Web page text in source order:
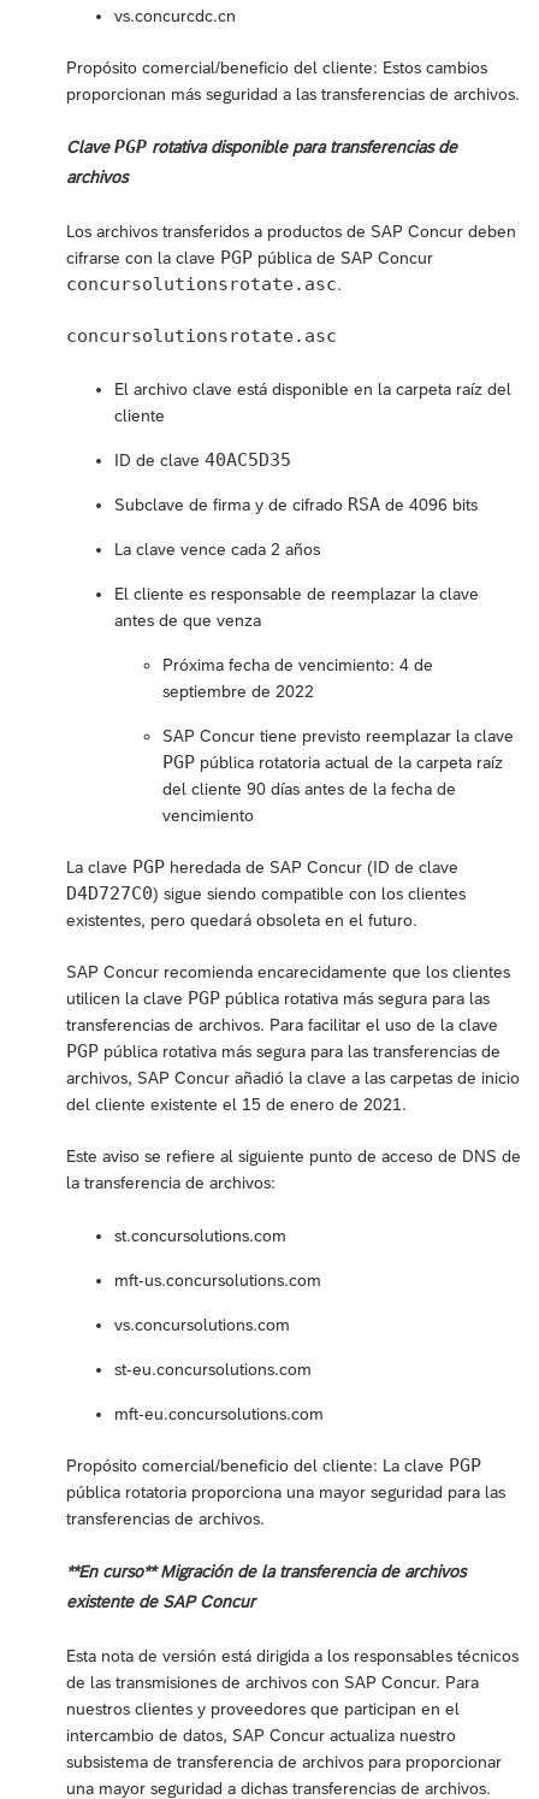
vs.concurcdc.cn
Propósito comercial/beneficio del cliente: Estos cambios
proporcionan más seguridad a las transferencias de archivos.
ClavePGP rotativa disponible para transferencias de
archivos
Los archivos transferidos a productos de SAP Concur deben
cifrarse con la clave PGP pública de SAP Concur
concursolutionsrotate.asc.
concursolutionsrotate.asc
El archivo clave está disponible en la carpeta raíz del
cliente
ID de clave 40AC5D35
Subclave de firma y de cifrado RSA de 4096 bits
La clave vence cada 2 años
El cliente es responsable de reemplazar la clave
antes de que venza
Próxima fecha de vencimiento: 4 de
septiembre de 2022
SAP Concur tiene previsto reemplazar la clave
PGP pública rotatoria actual de la carpeta raíz
del cliente 90 días antes de la fecha de
vencimiento
La clave PGP heredada de SAP Concur (ID de clave
D4D727C0) sigue siendo compatible con los clientes
existentes, pero quedará obsoleta en el futuro.
SAP Concur recomienda encarecidamente que los clientes
utilicen la clave PGP pública rotativa más segura para las
transferencias de archivos. Para facilitar el uso de la clave
PGP pública rotativa más segura para las transferencias de
archivos, SAP Concur añadió la clave a las carpetas de inicio
del cliente existente el 15 de enero de 2021.
Este aviso se refiere al siguiente punto de acceso de DNS de
la transferencia de archivos:
st.concursolutions.com
mft-us.concursolutions.com
vs.concursolutions.com
st-eu.concursolutions.com
mft-eu.concursolutions.com
Propósito comercial/beneficio del cliente: La clave PGP
pública rotatoria proporciona una mayor seguridad para las
transferencias de archivos.
**En curso** Migración de la transferencia de archivos
existente de SAP Concur
Esta nota de versión está dirigida a los responsables técnicos
de las transmisiones de archivos con SAP Concur. Para
nuestros clientes y proveedores que participan en el
intercambio de datos, SAP Concur actualiza nuestro
subsistema de transferencia de archivos para proporcionar
una mayor seguridad a dichas transferencias de archivos.